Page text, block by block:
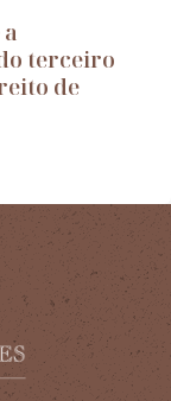
terceiro
de